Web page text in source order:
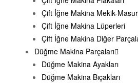
Çift İğne Makina Mekik-
Çift İğne Makina Lüperleri
Çift İğne Makina Diğer
Düğme Makina Parçaları
Düğme Makina Ayakları
Düğme Makina Bıçakları